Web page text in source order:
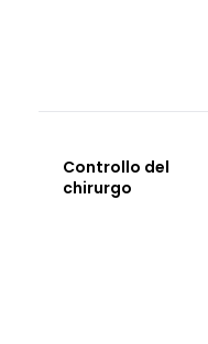
Controllo del
chirurgo